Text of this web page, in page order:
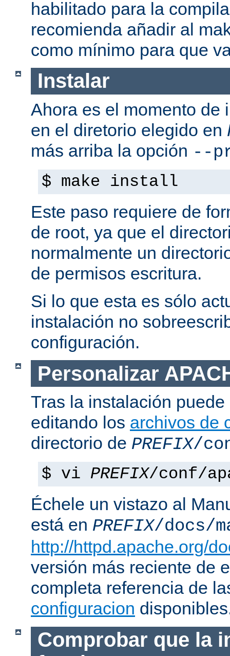
habilitado para la
recomienda añadir al
como mínimo para que
Instalar
Ahora es el momento de
en el diretorio elegido en
más arriba la opción --
$ make install
Este paso requiere de
de root, ya que el
normalmente un
de permisos escritura.
Si lo que esta es sólo
instalación no
configuración.
Personalizar
Tras la instalación
editando los archivos de
directorio de PREFIX/
$ vi PREFIX/conf/
Échele un vistazo al
está en PREFIX/docs/
http://httpd.apache.org/
versión más reciente de
completa referencia de
configuracion
Comprobar que la